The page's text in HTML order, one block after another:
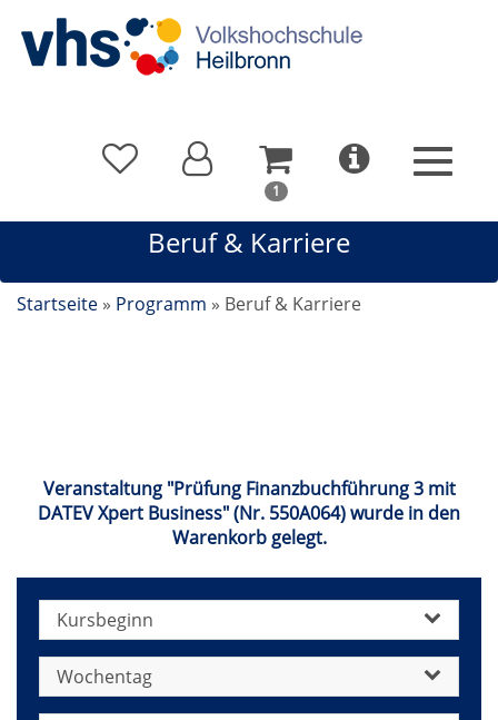
1 In
Warenkorb
sich
1
Beruf & Karriere
Startseite » Programm » Beruf & Karriere
Veranstaltung "Prüfung Finanzbuchführung 3 mit
DATEV Xpert Business" (Nr. 550A064) wurde in den
Warenkorb gelegt.
Kursbeginn
Wochentag